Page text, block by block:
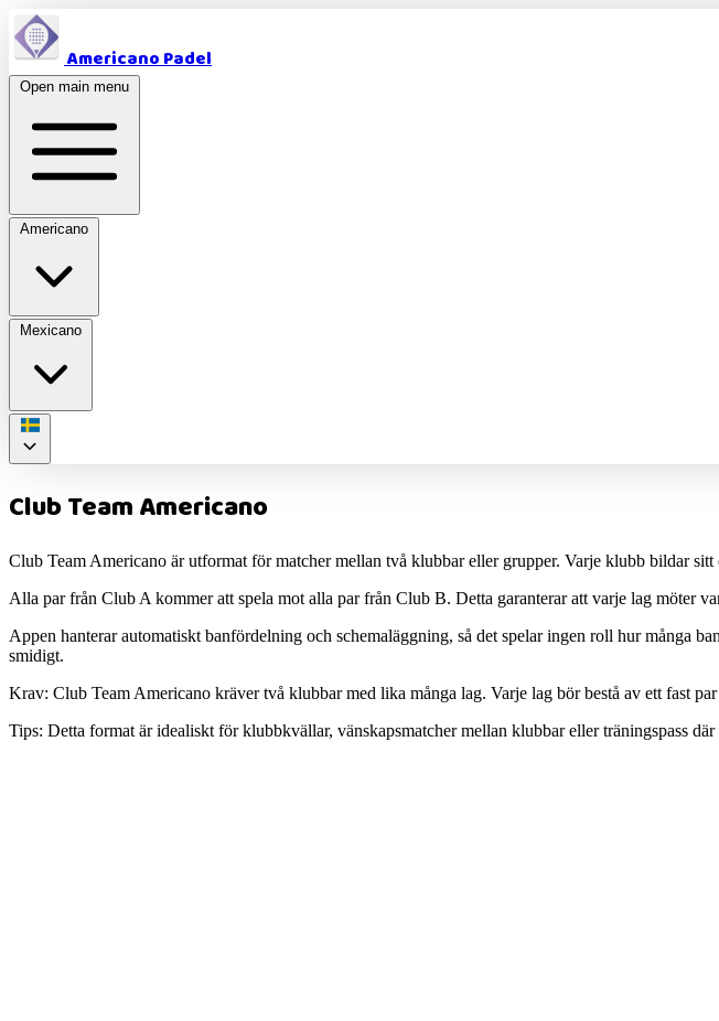
Americano Padel
Open main menu
Americano
Mexicano
Club Team Americano
Club Team Americano är utformat för matcher mellan två klubbar eller grupper. Varje klubb bildar
Alla par från Club A kommer att spela mot alla par från Club B. Detta garanterar att varje lag möter
Appen hanterar automatiskt banfördelning och schemaläggning, så det spelar ingen roll hur många
smidigt.
Krav: Club Team Americano kräver två klubbar med lika många lag. Varje lag bör bestå av ett fast
Tips: Detta format är idealiskt för klubbkvällar, vänskapsmatcher mellan klubbar eller träningspass